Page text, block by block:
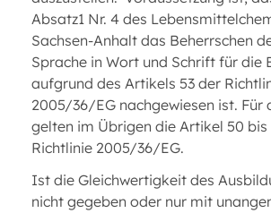
Absatz1 Nr. 4 des
Sachsen-Anhalt das Beherrschen
Sprache in Wort und Schrift für
aufgrund des Artikels 53 der
2005/36/EG nachgewiesen ist. Für
gelten im Übrigen die Artikel 50 bis
Richtlinie 2005/36/EG.
Ist die Gleichwertigkeit des
nicht gegeben oder nur mit